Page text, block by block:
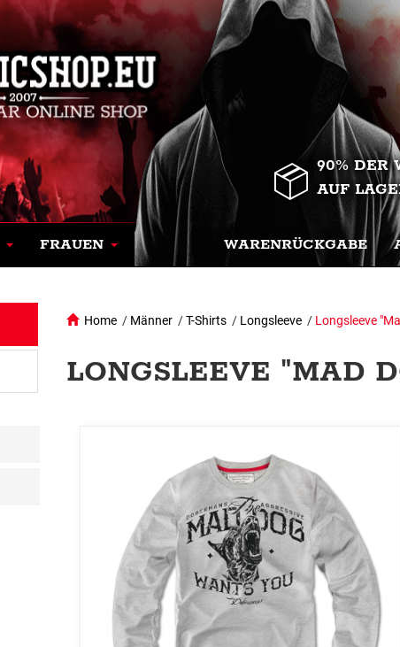
90% DER
AUF
FRAUEN WARENRÜCKGABE
Home / Männer /T-Shirts / Longsleeve / Longsleeve
LONGSLEEVE "MAD